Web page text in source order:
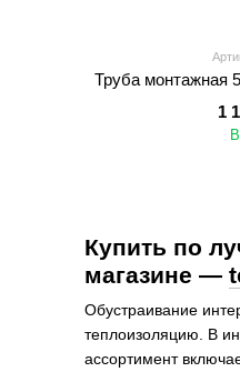
Купить по
магазине —
Обустраивание
теплоизоляцию. В
ассортимент
Труба монтажная
1